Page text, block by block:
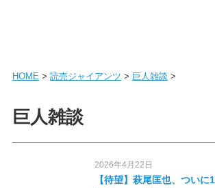
HOME> 読売ジャイアンツ > 巨人雑談 >
巨人雑談
2026年4月22日
【待望】萩尾匡也、つい